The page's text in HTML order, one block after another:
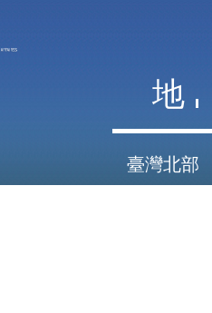
地
臺灣北部